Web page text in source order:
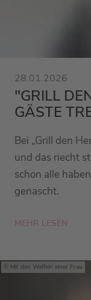
28.01.2026
"GRILL
GÄSTE
Bei „Grill den
und das riecht
schon alle
genascht.
MEHR LESEN
Mit den Waffeln einer Frau